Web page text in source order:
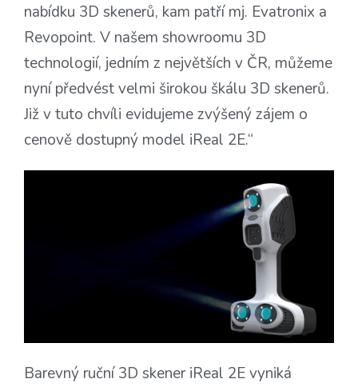
nabídku 3D skenerů, kam patří mj. Evatronix a
Revopoint. V našem showroomu 3D
technologií, jedním z největších v ČR, můžeme
nyní předvést velmi širokou škálu 3D skenerů.
Již v tuto chvíli evidujeme zvýšený zájem o
cenově dostupný model iReal 2E.“
Barevný ruční 3D skener iReal 2E vyniká